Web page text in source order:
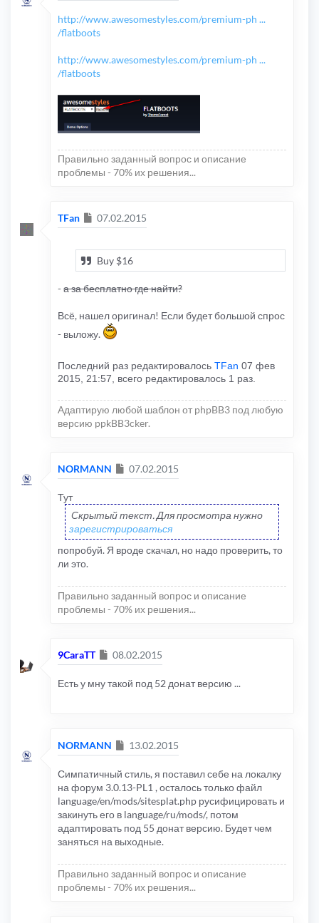
http://www.awesomestyles.com/premium-ph ...
/flatboots
http://www.awesomestyles.com/premium-ph ...
/flatboots
Правильно заданный вопрос и описание
проблемы - 70% их решения...
TFan Сообщение
07.02.2015
Buy $16
-а за бесплатно где найти?
Всё, нашел оригинал! Если будет большой спрос
- выложу.
Последний раз редактировалось TFan 07 фев
2015, 21:57, всего редактировалось 1 раз.
Адаптирую любой шаблон от phpBB3 под любую
версию ppkBB3cker.
NORMANN Сообщение
07.02.2015
Тут
Скрытый текст. Для просмотра нужно
зарегистрироваться
попробуй. Я вроде скачал, но надо проверить, то
ли это.
Правильно заданный вопрос и описание
проблемы - 70% их решения...
9CaraTT Сообщение
08.02.2015
Есть у мну такой под 52 донат версию ...
NORMANN Сообщение
13.02.2015
Симпатичный стиль, я поставил себе на локалку
на форум 3.0.13-PL1 , осталось только файл
language/en/mods/sitesplat.php русифицировать и
закинуть его в language/ru/mods/, потом
адаптировать под 55 донат версию. Будет чем
заняться на выходные.
Правильно заданный вопрос и описание
проблемы - 70% их решения...